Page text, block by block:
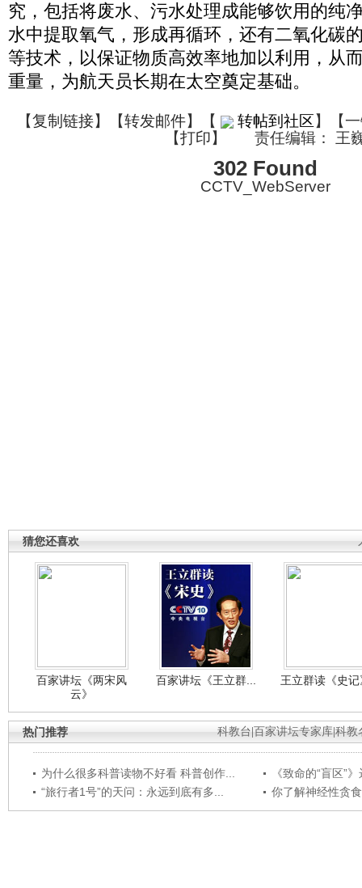
究，包括将废水、污水处理成能够饮用的纯
水中提取氧气，形成再循环，还有二氧化碳
等技术，以保证物质高效率地加以利用，从
重量，为航天员长期在太空奠定基础。
【复制链接】【转发邮件】 【 转帖到社区】【
【打印】 责任编辑： 王
302 Found
CCTV_WebServer
猜您还喜欢
百家讲坛《两宋风
云》
百家讲坛《王立群... 王立群读《史
科教台 百家讲坛专家库 科教
热门推荐
为什么很多科普读物不好看 科普创作...
《致命的“盲区”
“旅行者1号”的天问：永远到底有多...
你了解神经性贪